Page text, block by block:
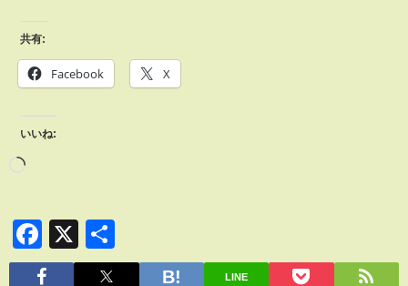
共有:
Facebook X
いいね:
Facebook
X
有
LINE